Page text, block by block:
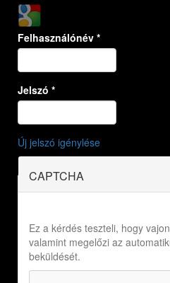
Login with Google
Felhasználónév *
Jelszó *
Új jelszó igénylése
CAPTCHA
Ez a kérdés teszteli, hogy
valamint megelőzi az
beküldését.